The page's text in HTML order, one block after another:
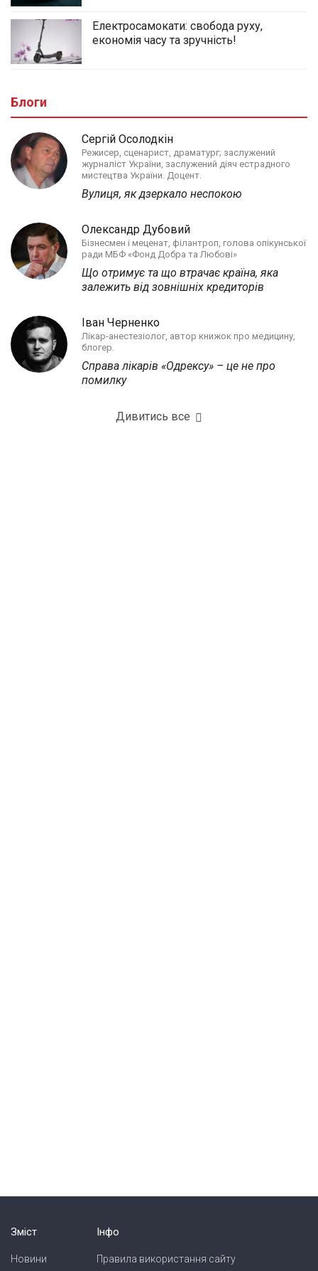
Електросамокати: свобода руху,
економія часу та зручність!
Блоги
Сергій Осолодкін
Режисер, сценарист, драматург; заслужений
журналіст України, заслужений діяч естрадного
мистецтва України. Доцент.
Вулиця, як дзеркало неспокою
Олександр Дубовий
Бізнесмен і меценат, філантроп, голова опікунської
ради МБФ «Фонд Добра та Любові»
Що отримує та що втрачає країна, яка
залежить від зовнішніх кредиторів
Іван Черненко
Лікар-анестезіолог, автор книжок про медицину,
блогер.
Справа лікарів «Одрексу» – це не про
помилку
Дивитись все
Зміст
Новини
Інфо
Правила використання сайту